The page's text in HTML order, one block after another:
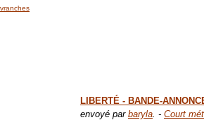
LIBERTÉ - BANDE-
envoyé par baryla. - Court